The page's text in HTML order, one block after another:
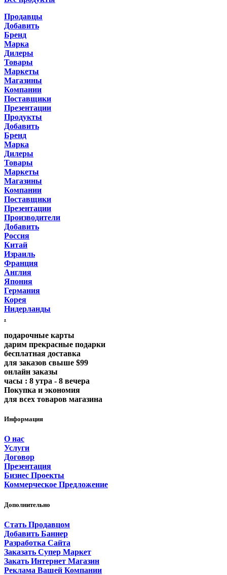
Продавцы
Добавить
Бренд
Марка
Дилеры
Товары
Маркеты
Магазины
Компании
Поставщики
Презентации
Продукты
Добавить
Бренд
Марка
Дилеры
Товары
Маркеты
Магазины
Компании
Поставщики
Презентации
Производители
Добавить
Россия
Китай
Израиль
Франция
Англия
Япония
Германия
Корея
Нидерланды
.
подарочные карты
дарим прекрасные подарки
бесплатная доставка
для заказов свыше $99
онлайн заказы
часы : 8 утра - 8 вечера
Покупка и экономия
для всех товаров магазина
Информация
О нас
Услуги
Договор
Презентация
Бизнес Проекты
Коммерческое Предложение
Дополнительно
Стать Продавцом
Добавить Баннер
Разработка Сайта
Заказать Супер Маркет
Закать Интернет Магазин
Реклама Вашей Компании